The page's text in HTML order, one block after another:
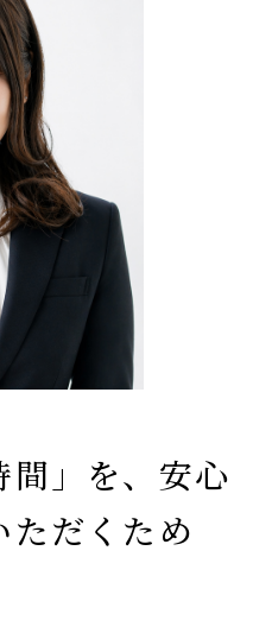
間」を、安心
ただくため